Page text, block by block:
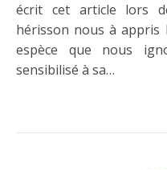
écrit cet article lors
hérisson nous à appris
espèce que nous
sensibilisé à sa…